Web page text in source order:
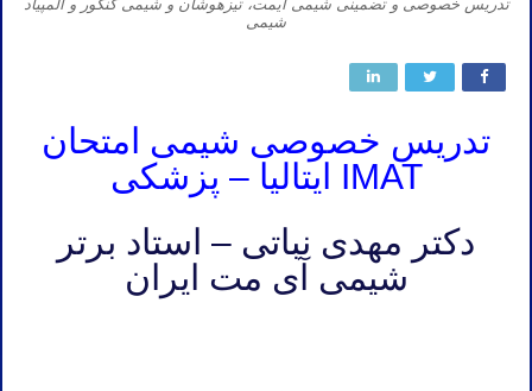
تدریس خصوصی و تضمینی شیمی آیمت، تیزهوشان و شیمی کنکور و المپیاد
شیمی
تدریس خصوصی شیمی امتحان
IMAT ایتالیا – پزشکی
دکتر مهدی نباتی – استاد برتر
شیمی آی مت ایران